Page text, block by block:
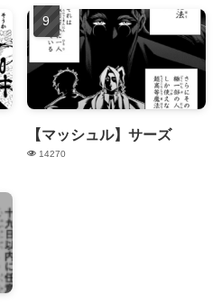
【マッシュル】サーズ
14270